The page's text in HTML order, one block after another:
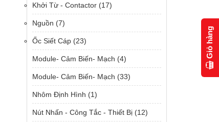
Khởi Từ - Contactor (17)
Nguồn (7)
Ốc Siết Cáp (23)
Module- Cảm Biến- Mạch (4)
Module- Cảm Biến- Mạch (33)
Nhôm Định Hình (1)
Nút Nhấn - Công Tắc - Thiết Bị (12)
Giỏ hàng